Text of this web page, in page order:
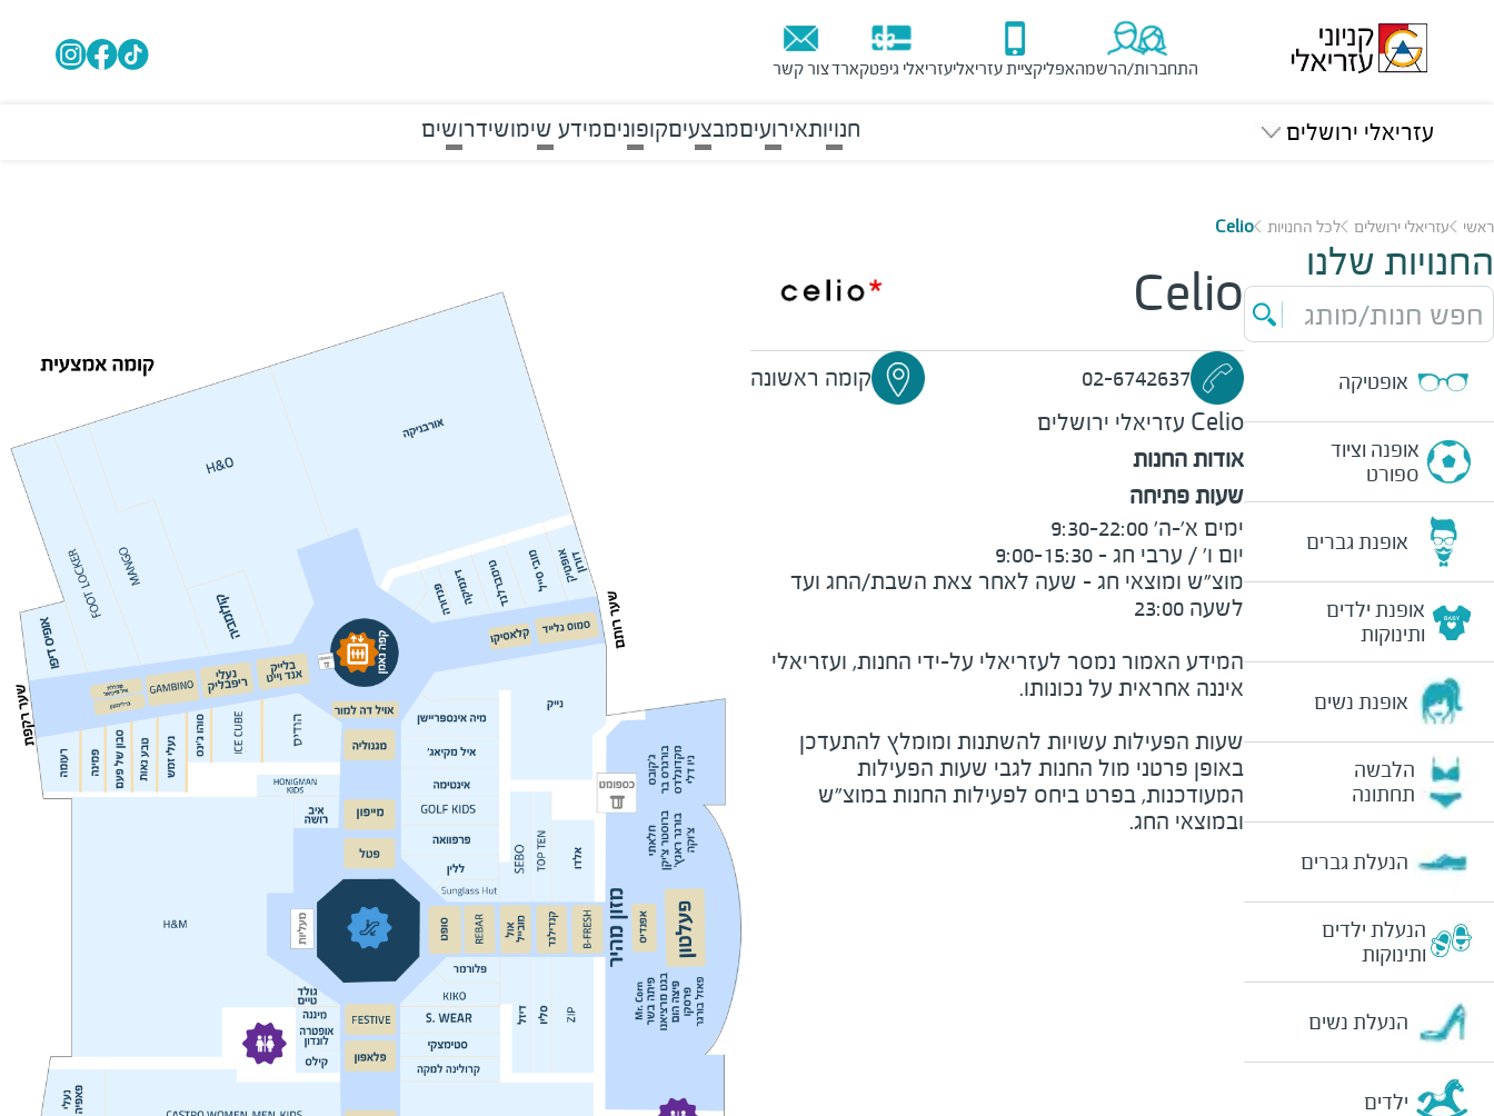
התחברות/הרשמהאפליקציית עזריאליעזריאלי גיפטקארדצור קשר
עזריאלי ירושלים חנויותאירועיםמבצעיםקופוניםמידע שימושידרושים
ראשי עזריאלי ירושלים לכל החנויות Celio
החנויות שלנו
חפש חנות/מותג
אופטיקה
אופנה וציוד
ספורט
אופנת גברים
אופנת ילדים
ותינוקות
אופנת נשים
הלבשה
תחתונה
הנעלת גברים
הנעלת ילדים
ותינוקות
הנעלת נשים
ילדים
Celio
02-6742637
קומה ראשונה
Celio עזריאלי ירושלים
אודות החנות
שעות פתיחה
המידע האמור נמסר לעזריאלי על-ידי החנות, ועזריאלי
שעות הפעילות עשויות להשתנות ומומלץ להתעדכן
באופן פרטני מול החנות לגבי שעות הפעילות
המעודכנות, בפרט ביחס לפעילות החנות במוצ"ש
ובמוצאי החג.